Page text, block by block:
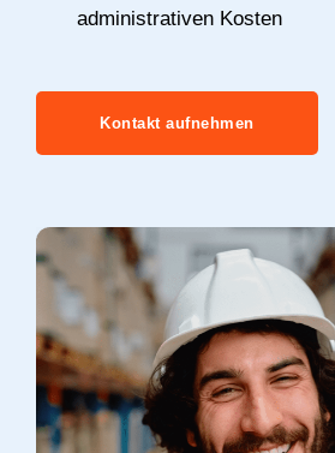
administrativen Kosten
Kontakt aufnehmen